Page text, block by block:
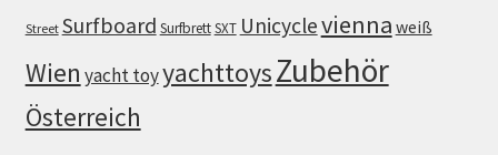
Street Surfboard SurfbrettSXT Unicyclevienna weiß
Wien yacht toyyachttoysZubehör
Österreich